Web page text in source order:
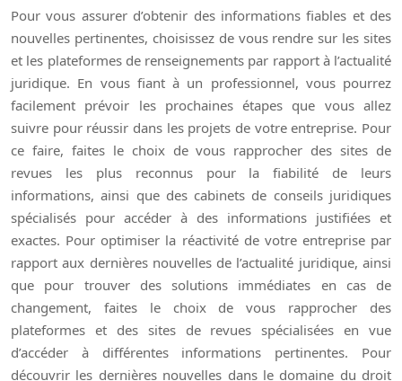
Pour vous assurer d’obtenir des informations fiables et des
nouvelles pertinentes, choisissez de vous rendre sur les sites
et les plateformes de renseignements par rapport à l’actualité
juridique. En vous fiant à un professionnel, vous pourrez
facilement prévoir les prochaines étapes que vous allez
suivre pour réussir dans les projets de votre entreprise. Pour
ce faire, faites le choix de vous rapprocher des sites de
revues les plus reconnus pour la fiabilité de leurs
informations, ainsi que des cabinets de conseils juridiques
spécialisés pour accéder à des informations justifiées et
exactes. Pour optimiser la réactivité de votre entreprise par
rapport aux dernières nouvelles de l’actualité juridique, ainsi
que pour trouver des solutions immédiates en cas de
changement, faites le choix de vous rapprocher des
plateformes et des sites de revues spécialisées en vue
d’accéder à différentes informations pertinentes. Pour
découvrir les dernières nouvelles dans le domaine du droit